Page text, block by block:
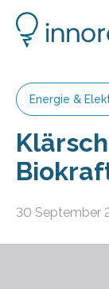
Energie &
30 September